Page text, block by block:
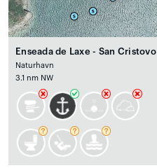
Enseada de Laxe - San Cristovo
Naturhavn
3.1 nm NW